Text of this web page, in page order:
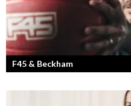
F45 & Beckham
F45 Training med partners som